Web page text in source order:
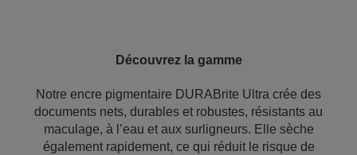
Découvrez la gamme
Notre encre pigmentaire DURABrite Ultra crée des
documents nets, durables et robustes, résistants au
maculage, à l’eau et aux surligneurs. Elle sèche
également rapidement, ce qui réduit le risque de